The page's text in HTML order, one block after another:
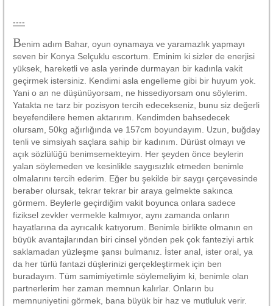
----
Benim adım Bahar, oyun oynamaya ve yaramazlık yapmayı
seven bir Konya Selçuklu escortum. Eminim ki sizler de enerjisi
yüksek, hareketli ve asla yerinde durmayan bir kadınla vakit
geçirmek istersiniz. Kendimi asla engelleme gibi bir huyum yok.
Yani o an ne düşünüyorsam, ne hissediyorsam onu söylerim.
Yatakta ne tarz bir pozisyon tercih edecekseniz, bunu siz değerli
beyefendilere hemen aktarırım. Kendimden bahsedecek
olursam, 50kg ağırlığında ve 157cm boyundayım. Uzun, buğday
tenli ve simsiyah saçlara sahip bir kadınım. Dürüst olmayı ve
açık sözlülüğü benimsemekteyim. Her şeyden önce beylerin
yalan söylemeden ve kesinlikle saygısızlık etmeden benimle
olmalarını tercih ederim. Eğer bu şekilde bir saygı çerçevesinde
beraber olursak, tekrar tekrar bir araya gelmekte sakınca
görmem. Beylerle geçirdiğim vakit boyunca onlara sadece
fiziksel zevkler vermekle kalmıyor, aynı zamanda onların
hayatlarına da ayrıcalık katıyorum. Benimle birlikte olmanın en
büyük avantajlarından biri cinsel yönden pek çok fanteziyi artık
saklamadan yüzleşme şansı bulmanız. İster anal, ister oral, ya
da her türlü fantazi düşlerinizi gerçekleştirmek için ben
buradayım. Tüm samimiyetimle söylemeliyim ki, benimle olan
partnerlerim her zaman memnun kalırlar. Onların bu
memnuniyetini görmek, bana büyük bir haz ve mutluluk verir.